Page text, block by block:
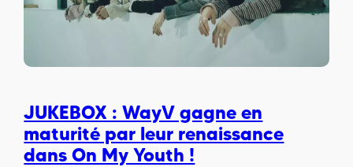
JUKEBOX : WayV gagne en
maturité par leur renaissance
dans On My Youth !